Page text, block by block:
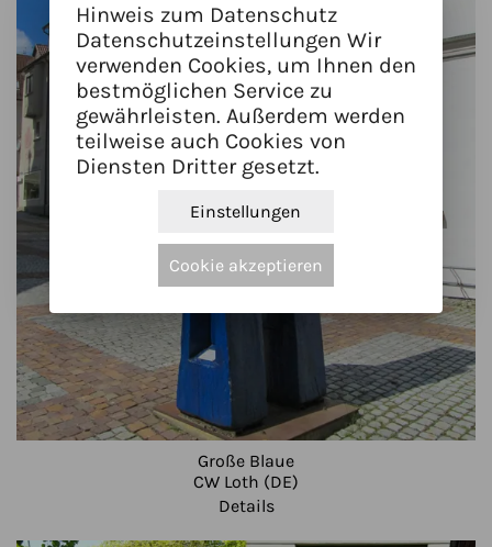
Große Blaue
CW Loth (DE)
Details
Hinweis zum Datenschutz
Datenschutzeinstellungen Wir
verwenden Cookies, um Ihnen den
bestmöglichen Service zu
gewährleisten. Außerdem werden
teilweise auch Cookies von
Diensten Dritter gesetzt.
Einstellungen
Cookie akzeptieren